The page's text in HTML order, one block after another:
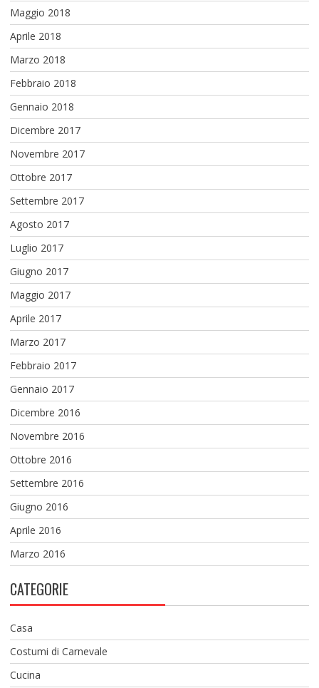
Maggio 2018
Aprile 2018
Marzo 2018
Febbraio 2018
Gennaio 2018
Dicembre 2017
Novembre 2017
Ottobre 2017
Settembre 2017
Agosto 2017
Luglio 2017
Giugno 2017
Maggio 2017
Aprile 2017
Marzo 2017
Febbraio 2017
Gennaio 2017
Dicembre 2016
Novembre 2016
Ottobre 2016
Settembre 2016
Giugno 2016
Aprile 2016
Marzo 2016
CATEGORIE
Casa
Costumi di Carnevale
Cucina